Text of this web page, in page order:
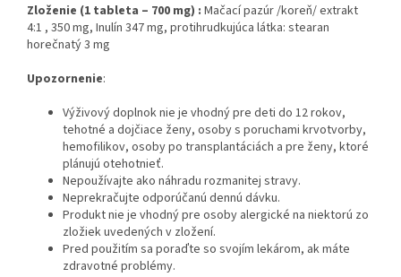
Zloženie (1 tableta – 700 mg) : Mačací pazúr /koreň/ extrakt
4:1 , 350 mg, Inulín 347 mg, protihrudkujúca látka: stearan
horečnatý 3 mg
Upozornenie:
Výživový doplnok nie je vhodný pre deti do 12 rokov,
tehotné a dojčiace ženy, osoby s poruchami krvotvorby,
hemofilikov, osoby po transplantáciách a pre ženy, ktoré
plánujú otehotnieť.
Nepoužívajte ako náhradu rozmanitej stravy.
Neprekračujte odporúčanú dennú dávku.
Produkt nie je vhodný pre osoby alergické na niektorú zo
zložiek uvedených v zložení.
Pred použitím sa poraďte so svojím lekárom, ak máte
zdravotné problémy.